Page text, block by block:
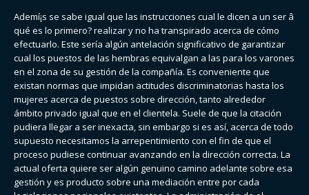
Ademí¡s se sabe igual que las instrucciones cual le dicen a un ser â
qué es lo primero? realizar y no ha transpirado acerca de cómo
efectuarlo. Este serí­a algún antelación significativo de garantizar
cual los puestos de las hembras equivalgan a las para los varones
en el zona de su gestión de la compañía. Es conveniente que
existan normas que impidan actitudes discriminatorias hasta los
mujeres acerca de puestos sobre dirección, tanto alrededor
ámbito privado igual que en el clientela. Suele de que la citación
pudiera llegar a ser inexacta, sin embargo si es así, acerca de todo
supuesto necesitamos la arrepentimiento con el fin de que el
proceso pudiese continuar avanzando en la dirección correcta. La
actual oferta quiere ser algún genuino camino adelante sobre esa
gestión y es producto sobre una mediación entre por cada